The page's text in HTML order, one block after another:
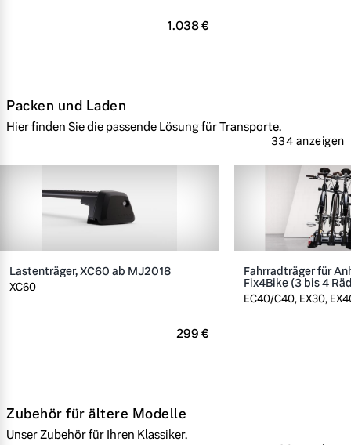
1.038 €
Packen und Laden
Hier finden Sie die passende Lösung für Transporte.
334 anzeigen
Lastenträger, XC60 ab MJ2018
XC60
299 €
Fahrradträger für
Fix4Bike (3 bis 4
EC40/C40, EX30,
Zubehör für ältere Modelle
Unser Zubehör für Ihren Klassiker.